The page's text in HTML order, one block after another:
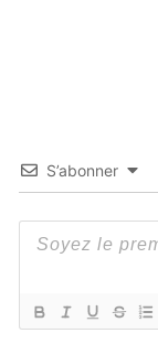
S’abonner